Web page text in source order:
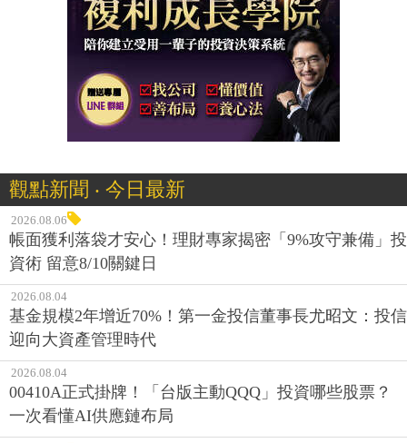
觀點新聞 ‧ 今日最新
2026.08.06
帳面獲利落袋才安心！理財專家揭密「9%攻守兼備」投
資術 留意8/10關鍵日
2026.08.04
基金規模2年增近70%！第一金投信董事長尤昭文：投信
迎向大資產管理時代
2026.08.04
00410A正式掛牌！「台版主動QQQ」投資哪些股票？
一次看懂AI供應鏈布局